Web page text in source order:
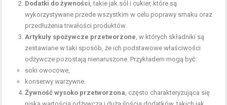
Dodatki do żywności , takie jak sól i cukier, które są
wykorzystywane przede wszystkim w celu poprawy smaku oraz
przedłużenia trwałości produktów.
Artykuły spożywcze przetworzone , w których składniki są
zestawiane w taki sposób, że ich podstawowe właściwości
odżywcze pozostają nienaruszone. Przykładem mogą być:
soki owocowe,
konserwy warzywne.
Żywność wysoko przetworzona , często charakteryzująca się